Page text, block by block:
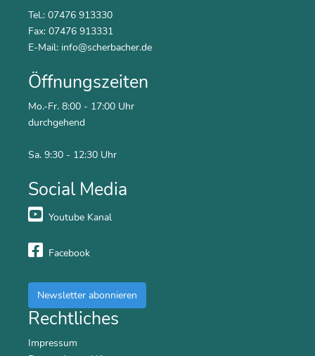
Tel.: 07476 913330
Fax: 07476 913331
E-Mail: info@scherbacher.de
Öffnungszeiten
Mo.-Fr. 8:00 - 17:00 Uhr
durchgehend
Sa. 9:30 - 12:30 Uhr
Social Media
Youtube Kanal
Facebook
Newsletter abonnieren
Rechtliches
Impressum